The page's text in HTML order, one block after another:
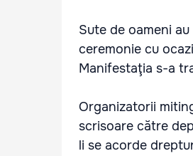
Sute de oameni
ceremonie cu
Manifestaţia s-a
Organizatorii
scrisoare către
li se acorde